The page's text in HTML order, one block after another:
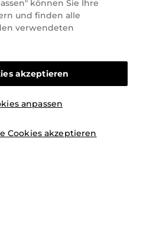
zu nachhaltigen
wir jeden Tag nach
tägliche Wohlfühlen zu
zu beraten und bei Ihren
können Sie Ihre
und finden alle
verwendeten
anpassen
Cookies akzeptieren
akzeptieren